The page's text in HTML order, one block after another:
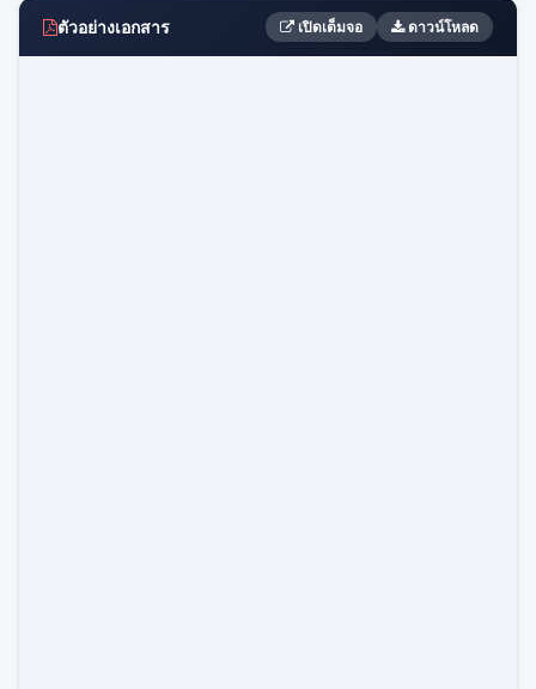
ตัวอย่างเอกสาร เปิดเต็มจอ ดาวน์โหลด